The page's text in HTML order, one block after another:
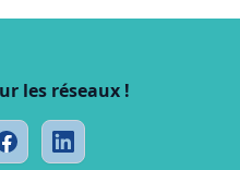
les réseaux !